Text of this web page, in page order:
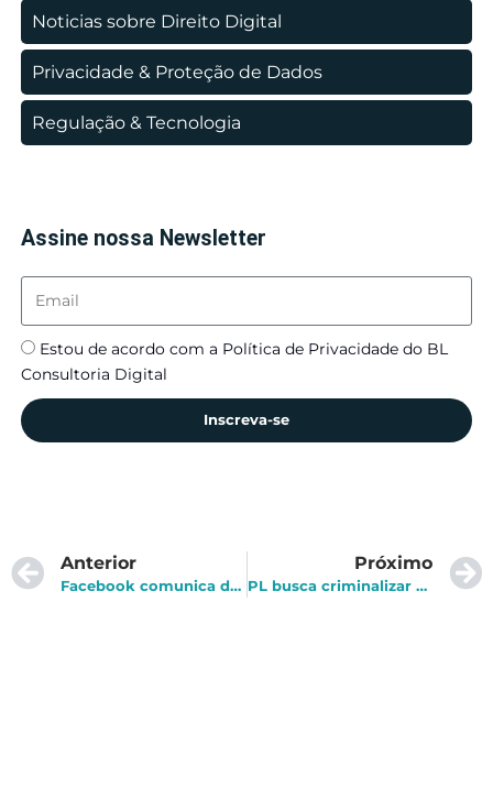
Noticias sobre Direito Digital
Privacidade & Proteção de Dados
Regulação & Tecnologia
Assine nossa Newsletter
Estou de acordo com a Política de Privacidade do BL
Consultoria Digital
Inscreva-se
Anterior
Facebook comunica descontinuação de quatro funções que utilizam rastreamento em tempo real
Próximo
PL busca criminalizar o golpe com ransomware no Brasil